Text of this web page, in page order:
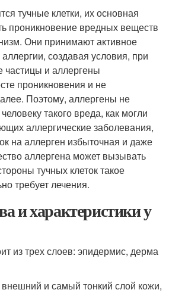
тучные клетки, их основная
проникновение вредных веществ
Они принимают активное
создавая условия, при
частицы и аллергены
проникновения и не
Поэтому, аллергены не
такого вреда, как могли
аллергические заболевания,
на аллерген избыточная и даже
аллергена может вызывать
тучных клеток такое
требует лечения.
и характеристики у
из трех слоев: эпидермис, дерма
и самый тонкий слой кожи,